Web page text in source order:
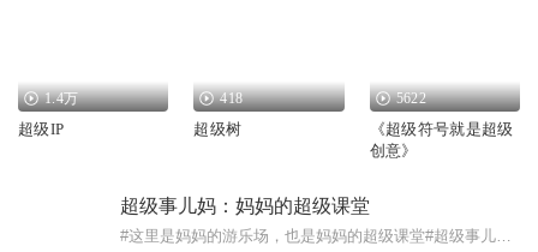
1.4万
超级IP
418
超级树
5622
《超级符号就是超级
创意》
超级事儿妈：妈妈的超级课堂